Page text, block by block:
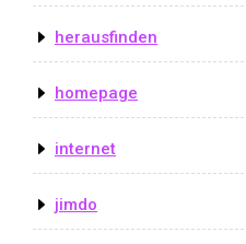
herausfinden
homepage
internet
jimdo